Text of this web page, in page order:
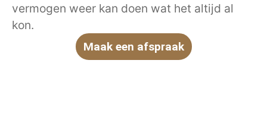
vermogen weer kan doen wat het altijd al
kon.
Maak een afspraak